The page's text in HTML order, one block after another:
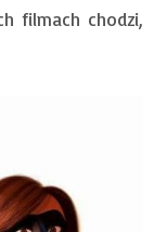
filmach chodzi,